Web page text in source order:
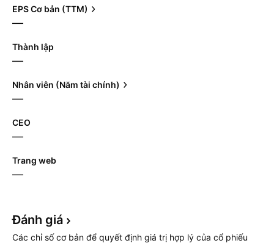
EPS Cơ bản (TTM)
—
Thành lập
—
Nhân viên (Năm tài chính)
—
CEO
—
Trang web
—
Đánh giá
Các chỉ số cơ bản để quyết định giá trị hợp lý của cổ phiếu